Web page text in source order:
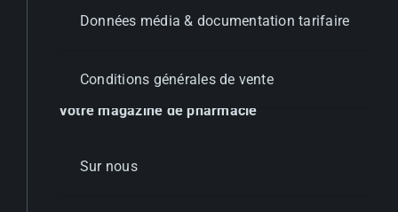
Données média & documentation tarifaire
Conditions générales de vente
Votre magazine de pharmacie
Sur nous